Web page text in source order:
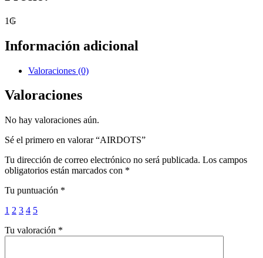
1₲
Información adicional
Valoraciones (0)
Valoraciones
No hay valoraciones aún.
Sé el primero en valorar “AIRDOTS”
Tu dirección de correo electrónico no será publicada. Los campos
obligatorios están marcados con *
Tu puntuación *
1 2 3 4 5
Tu valoración *